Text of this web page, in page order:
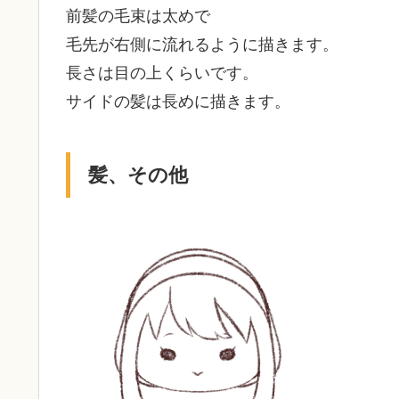
前髪の毛束は太めで
毛先が右側に流れるように描きます。
長さは目の上くらいです。
サイドの髪は長めに描きます。
髪、その他